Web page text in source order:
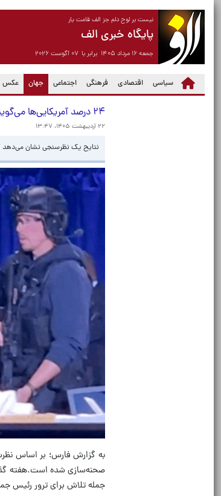
نیست بر لوح دلم جز الف قامت یار
پایگاه خبری الف
جمعه ۱۶ مرداد ۱۴۰۵ برابر با ۰۷ آگوست ۲۰۲۶
سیاسی اقتصادی فرهنگی اجتماعی جهان
(current) عکس
۲۴ درصد آمریکایی‌ها می‌گویند، تیراندازی در کاخ سفید صحنه‌سازی بود
۲۲ اردیبهشت ۱۴۰۵، ۱۳:۴۷
نتایح یک نظرسنجی نشان می‌دهد که ۲۴ درصد از آمریکایی معتقدند که سوءقصد به جان ترامپ در مهمانی کاخ سفید صحنه سازی
صحنه‌سازی شده است.هفته
جمله تلاش برای ترور رئیس